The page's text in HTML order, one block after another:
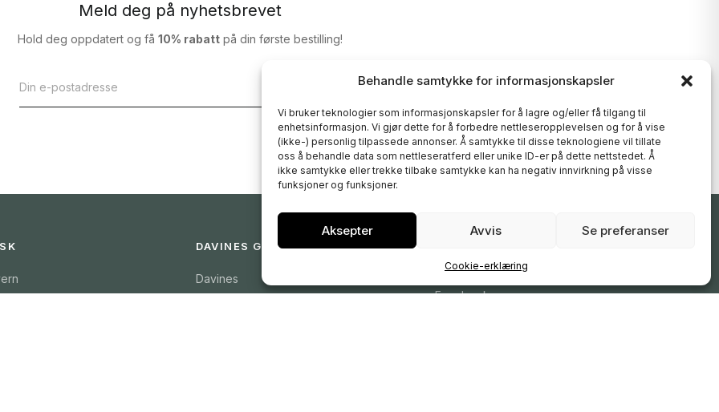
Behandle samtykke for informasjonskapsler
Vi bruker teknologier som informasjonskapsler for å lagre og/eller få tilgang til
enhetsinformasjon. Vi gjør dette for å forbedre nettleseropplevelsen og for å vise
(ikke-) personlig tilpassede annonser. Å samtykke til disse teknologiene vil tillate
oss å behandle data som nettleseratferd eller unike ID-er på dette nettstedet. Å
ikke samtykke eller trekke tilbake samtykke kan ha negativ innvirkning på visse
funksjoner og funksjoner.
Aksepter Avvis Se preferanser
Cookie-erklæring
Meld deg på nyhetsbrevet
Hold deg oppdatert og få 10% rabattpå din første bestilling!
DAVINES GROUP
Davines
Facebook